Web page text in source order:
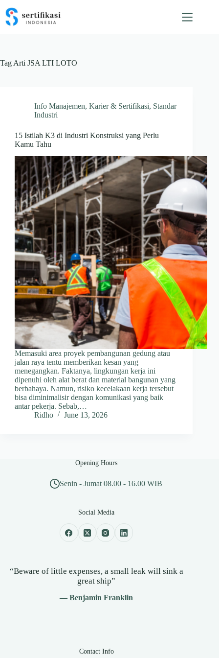
content
Tag Arti JSA LTI LOTO
Info Manajemen, Karier & Sertifikasi, Standar
Industri
15 Istilah K3 di Industri Konstruksi yang Perlu
Kamu Tahu
Memasuki area proyek pembangunan gedung atau
jalan raya tentu memberikan kesan yang
menegangkan. Faktanya, lingkungan kerja ini
dipenuhi oleh alat berat dan material bangunan yang
berbahaya. Namun, risiko kecelakaan kerja tersebut
bisa diminimalisir dengan komunikasi yang baik
antar pekerja. Sebab,…
Ridho
June 13, 2026
Opening Hours
Senin - Jumat 08.00 - 16.00 WIB
Social Media
“Beware of little expenses, a small leak will sink a
great ship”
— Benjamin Franklin
Contact Info